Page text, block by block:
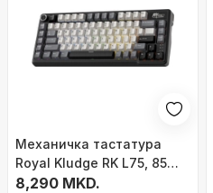
Механичка тастатура
Royal Kludge RK L75, 85
копчиња, Tri Mode RGB,
8,290 MKD.